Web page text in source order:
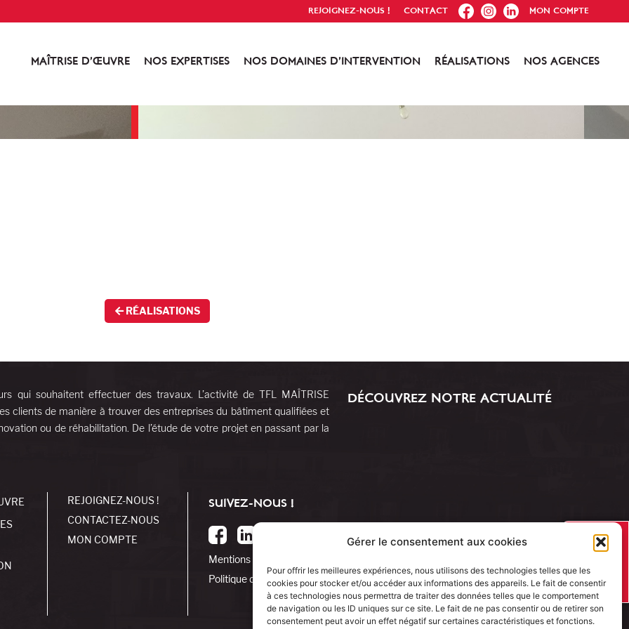
Gérer le consentement aux cookies
Pour offrir les meilleures expériences, nous utilisons des technologies telles que les
cookies pour stocker et/ou accéder aux informations des appareils. Le fait de consentir
à ces technologies nous permettra de traiter des données telles que le comportement
de navigation ou les ID uniques sur ce site. Le fait de ne pas consentir ou de retirer son
consentement peut avoir un effet négatif sur certaines caractéristiques et fonctions.
REJOIGNEZ-NOUS ! CONTACT FB IG IN MON COMPTE
MAÎTRISE D’ŒUVRE NOS EXPERTISES NOS DOMAINES D’INTERVENTION RÉALISATIONS NOS AGENCES
RÉALISATIONS
qui souhaitent effectuer des travaux. L’activité de TFL MAÎTRISE
clients de manière à trouver des entreprises du bâtiment qualifiées et
ou de réhabilitation. De l’étude de votre projet en passant par la
REJOIGNEZ-NOUS !
CONTACTEZ-NOUS
MON COMPTE
SUIVEZ-NOUS !
Mentions légales
Politique de cookies
DÉCOUVREZ NOTRE ACTUALITÉ
J’AI UN
PROJET